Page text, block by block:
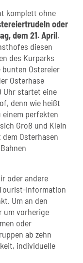
komplett ohne
oder
dem 21. April,
diesen
des Kurparks
Ostereier
Osterhase
Uhr startet eine
denn wie heißt
einem perfekten
Groß und Klein
Osterhasen
oder andere
Information
Um an den
um vorherige
oder
ab zehn
individuelle